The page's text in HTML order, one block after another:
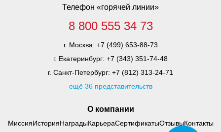
О компании
МиссияИсторияНаградыКарьераСертификатыОтзывыКонтакты
Телефон «горячей линии»
8 800 555 34 73
г. Москва: +7 (499) 653-88-73
г. Екатеринбург: +7 (343) 351-74-48
г. Санкт-Петербург: +7 (812) 313-24-71
ещё 36 представительств